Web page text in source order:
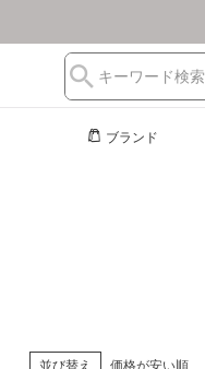
ブランド
並び替え 価格が安い順